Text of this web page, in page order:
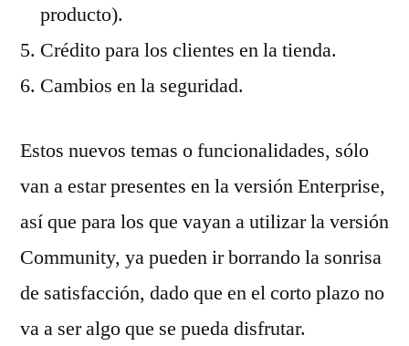
producto).
Crédito para los clientes en la tienda.
Cambios en la seguridad.
Estos nuevos temas o funcionalidades, sólo
van a estar presentes en la versión Enterprise,
así que para los que vayan a utilizar la versión
Community, ya pueden ir borrando la sonrisa
de satisfacción, dado que en el corto plazo no
va a ser algo que se pueda disfrutar.